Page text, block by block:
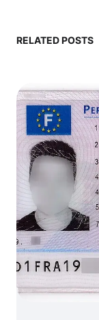
RELATED POSTS